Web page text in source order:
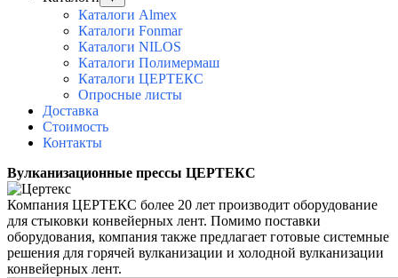
Каталоги Almex
Каталоги Fonmar
Каталоги NILOS
Каталоги Полимермаш
Каталоги ЦЕРТЕКС
Опросные листы
Доставка
Стоимость
Контакты
Вулканизационные прессы ЦЕРТЕКС
Компания ЦЕРТЕКС более 20 лет производит оборудование
для стыковки конвейерных лент. Помимо поставки
оборудования, компания также предлагает готовые системные
решения для горячей вулканизации и холодной вулканизации
конвейерных лент.